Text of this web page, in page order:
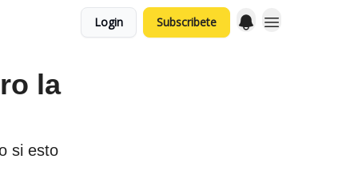
Login Subscribete
la
si esto